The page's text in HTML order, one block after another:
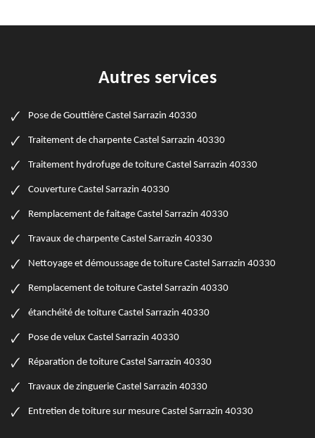
Autres services
Pose de Gouttière Castel Sarrazin 40330
Traitement de charpente Castel Sarrazin 40330
Traitement hydrofuge de toiture Castel Sarrazin 40330
Couverture Castel Sarrazin 40330
Remplacement de faitage Castel Sarrazin 40330
Travaux de charpente Castel Sarrazin 40330
Nettoyage et démoussage de toiture Castel Sarrazin 40330
Remplacement de toiture Castel Sarrazin 40330
étanchéité de toiture Castel Sarrazin 40330
Pose de velux Castel Sarrazin 40330
Réparation de toiture Castel Sarrazin 40330
Travaux de zinguerie Castel Sarrazin 40330
Entretien de toiture sur mesure Castel Sarrazin 40330